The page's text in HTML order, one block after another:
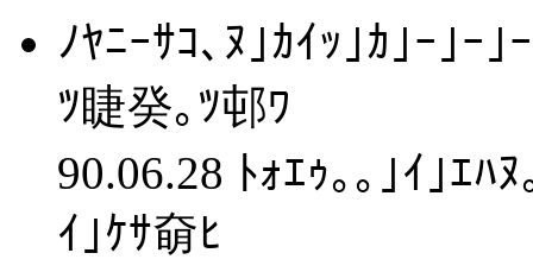
ﾉﾔﾆｰｻｺ､ﾇ｣ｶｲｯ｣ｶ｣ｰ｣ｰ
ﾂ睫癸｡ﾂ邨ﾜ
90.06.28 ﾄｫｴｩ｡｡｣ｲ｣ｴﾊ
ｲ｣ｹｻ奛ﾋ